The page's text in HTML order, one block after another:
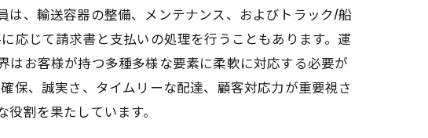
、輸送容器の整備、メンテナンス、およびトラック/船
応じて請求書と支払いの処理を行うこともあります。運
お客様が持つ多種多様な要素に柔軟に対応する必要が
保、誠実さ、タイムリーな配達、顧客対応力が重要視さ
割を果たしています。